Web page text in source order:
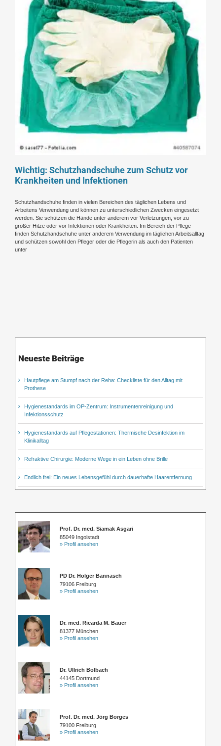
Wichtig: Schutzhandschuhe zum Schutz vor
Krankheiten und Infektionen
Schutzhandschuhe finden in vielen Bereichen des täglichen Lebens und
Arbeitens Verwendung und können zu unterschiedlichen Zwecken eingesetzt
werden. Sie schützen die Hände unter anderem vor Verletzungen, vor zu
großer Hitze oder vor Infektionen oder Krankheiten. Im Bereich der Pflege
finden Schutzhandschuhe unter anderem Verwendung im täglichen Arbeitsalltag
und schützen sowohl den Pfleger oder die Pflegerin als auch den Patienten
unter
Neueste Beiträge
Hautpflege am Stumpf nach der Reha: Checkliste für den Alltag mit
Prothese
Hygienestandards im OP-Zentrum: Instrumentenreinigung und
Infektionsschutz
Hygienestandards auf Pflegestationen: Thermische Desinfektion im
Klinikalltag
Refraktive Chirurgie: Moderne Wege in ein Leben ohne Brille
Endlich frei: Ein neues Lebensgefühl durch dauerhafte Haarentfernung
Prof. Dr. med. Siamak Asgari
85049 Ingolstadt
» Profil ansehen
PD Dr. Holger Bannasch
79106 Freiburg
» Profil ansehen
Dr. med. Ricarda M. Bauer
81377 München
» Profil ansehen
Dr. Ullrich Bolbach
44145 Dortmund
» Profil ansehen
Prof. Dr. med. Jörg Borges
79100 Freiburg
» Profil ansehen